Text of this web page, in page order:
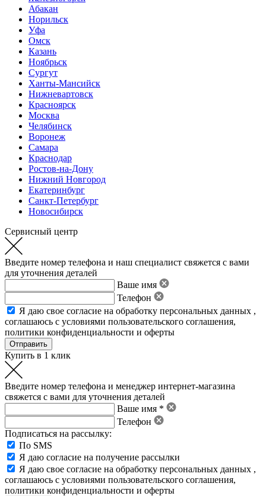
Абакан
Норильск
Уфа
Омск
Казань
Ноябрьск
Сургут
Ханты-Мансийск
Нижневартовск
Красноярск
Москва
Челябинск
Воронеж
Самара
Краснодар
Ростов-на-Дону
Нижний Новгород
Екатеринбург
Санкт-Петербург
Новосибирск
Сервисный центр
Введите номер телефона и наш специалист свяжется с вами
для уточнения деталей
Ваше имя
Телефон
Я даю свое согласие на обработку персональных данных ,
соглашаюсь с условиями пользовательского соглашения,
политики конфиденциальности и оферты
Купить в 1 клик
Введите номер телефона и менеджер интернет-магазина
свяжется с вами для уточнения деталей
Ваше имя *
Телефон
Подписаться на рассылку:
По SMS
Я даю согласие на получение рассылки
Я даю свое согласие на обработку персональных данных ,
соглашаюсь с условиями пользовательского соглашения,
политики конфиденциальности и оферты